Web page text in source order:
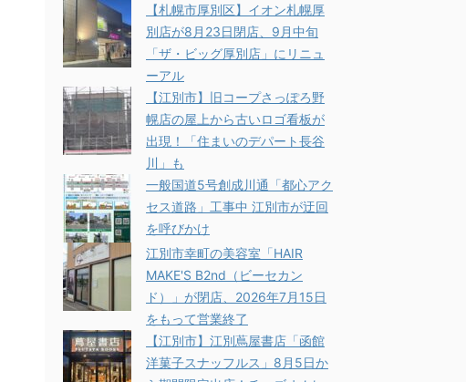
【札幌市厚別区】イオン札幌厚
別店が8月23日閉店、9月中旬
「ザ・ビッグ厚別店」にリニュ
ーアル
【江別市】旧コープさっぽろ野
幌店の屋上から古いロゴ看板が
出現！「住まいのデパート長谷
川」も
一般国道5号創成川通「都心アク
セス道路」工事中 江別市が迂回
を呼びかけ
江別市幸町の美容室「HAIR
MAKE'S B2nd（ビーセカン
ド）」が閉店、2026年7月15日
をもって営業終了
【江別市】江別蔦屋書店「函館
洋菓子スナッフルス」8月5日か